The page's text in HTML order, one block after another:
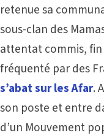
retenue sa
sous-clan des
attentat commis, fin
fréquenté par des
s’abat sur les Afar.
son poste et entre
d’un Mouvement